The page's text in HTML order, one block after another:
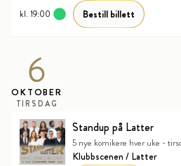
kl. 19:00 Bestill billett
6
OKTOBER
TIRSDAG
Standup på Latter
5 nye komikere hver uke -
Klubbscenen / Latter